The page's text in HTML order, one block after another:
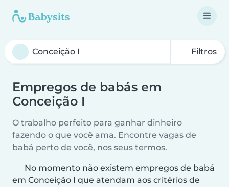
Filtros
Empregos de babás em
Conceição I
O trabalho perfeito para ganhar dinheiro
fazendo o que você ama. Encontre vagas de
babá perto de você, nos seus termos.
No momento não existem empregos de babá
em Conceição I que atendam aos critérios de